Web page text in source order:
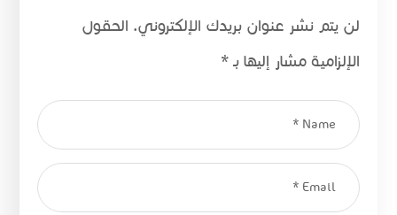
لن يتم نشر عنوان بريدك الإلكتروني. الحقول
الإلزامية مشار إليها بـ*